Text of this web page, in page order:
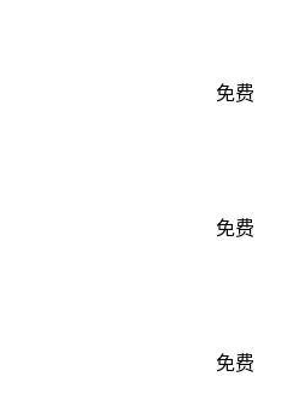
免费
免费
免费